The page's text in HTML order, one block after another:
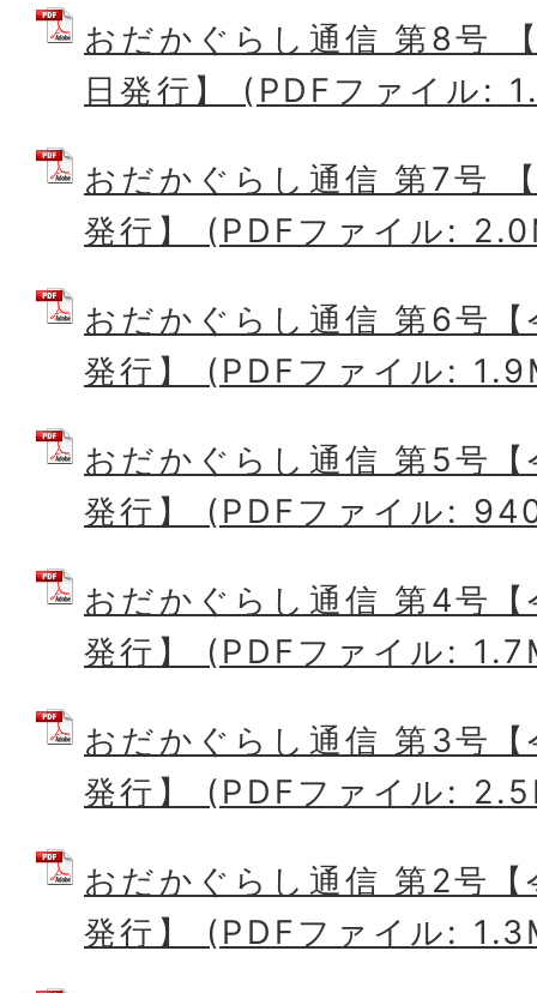
おだかぐらし通信 第8号
日発行】 (PDFファイル:
おだかぐらし通信 第7号
発行】 (PDFファイル:
おだかぐらし通信 第6号
発行】 (PDFファイル:
おだかぐらし通信 第5号
発行】 (PDFファイル:
おだかぐらし通信 第4号
発行】 (PDFファイル:
おだかぐらし通信 第3号
発行】 (PDFファイル:
おだかぐらし通信 第2号
発行】 (PDFファイル: